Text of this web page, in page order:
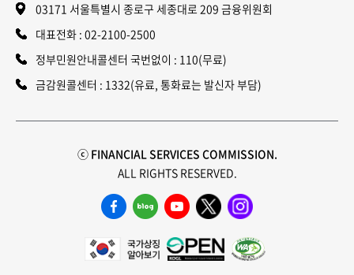
03171 서울특별시 종로구 세종대로 209 금융위원회
대표전화 : 02-2100-2500
정부민원안내콜센터 국번없이 : 110(무료)
금감원콜센터 : 1332(유료, 통화료는 발신자 부담)
ⓒ FINANCIAL SERVICES COMMISSION.
ALL RIGHTS RESERVED.